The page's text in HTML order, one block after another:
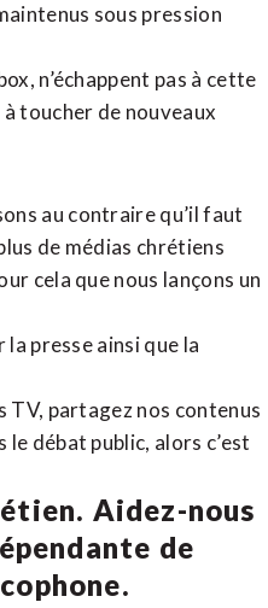
sous pression
n’échappent pas à cette
toucher de nouveaux
au contraire qu’il faut
de médias chrétiens
cela que nous lançons un
presse ainsi que la
TV, partagez nos contenus
débat public, alors c’est
Aidez-nous
de